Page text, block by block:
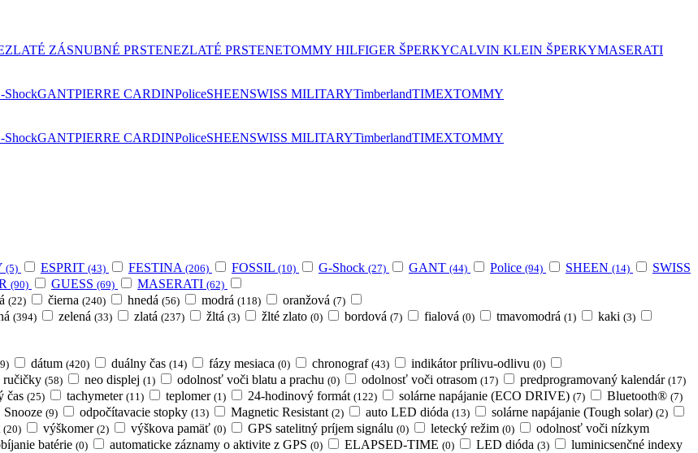
ZLATÉ ZÁSNUBNÉ PRSTENEZLATÉ PRSTENETOMMY HILFIGER ŠPERKYCALVIN KLEIN ŠPERKYMASERATI
ShockGANTPIERRE CARDINPoliceSHEENSWISS MILITARYTimberlandTIMEXTOMMY
ShockGANTPIERRE CARDINPoliceSHEENSWISS MILITARYTimberlandTIMEXTOMMY
(5) ESPRIT (43) FESTINA (206) FOSSIL (10) G-Shock (27) GANT (44) Police (94) SHEEN (14)
SWISS
(90) GUESS (69) MASERATI (62)
(22) čierna (240) hnedá (56) modrá (118) oranžová (7)
(394) zelená (33) zlatá (237) žltá (3) žlté zlato (0) bordová (7) fialová (0) tmavomodrá (1) kaki (3)
dátum (420) duálny čas (14) fázy mesiaca (0) chronograf (43) indikátor prílivu-odlivu (0)
ručičky (58) neo displej (1) odolnosť voči blatu a prachu (0) odolnosť voči otrasom (17) predprogramovaný kalendár (17)
čas (25) tachymeter (11) teplomer (1) 24-hodinový formát (122) solárne napájanie (ECO DRIVE) (7) Bluetooth® (7)
Snooze (9) odpočítavacie stopky (13) Magnetic Resistant (2) auto LED dióda (13) solárne napájanie (Tough solar) (2)
(20) výškomer (2) výškova pamäť (0) GPS satelitný príjem signálu (0) letecký režim (0)
odolnosť voči nízkym
batérie (0) automaticke záznamy o aktivite z GPS (0) ELAPSED-TIME (0) LED dióda (3) luminicsenčné indexy